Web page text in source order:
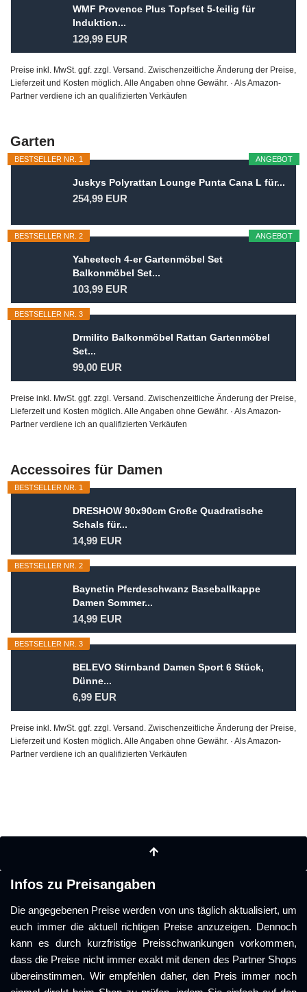
WMF Provence Plus Topfset 5-teilig für
Induktion...
129,99 EUR
Preise inkl. MwSt. ggf. zzgl. Versand. Zwischenzeitliche Änderung der Preise,
Lieferzeit und Kosten möglich. Alle Angaben ohne Gewähr. · Als Amazon-
Partner verdiene ich an qualifizierten Verkäufen
Garten
ANGEBOT
BESTSELLER NR. 1
Juskys Polyrattan Lounge Punta Cana L für...
254,99 EUR
ANGEBOT
BESTSELLER NR. 2
Yaheetech 4-er Gartenmöbel Set
Balkonmöbel Set...
103,99 EUR
BESTSELLER NR. 3
Drmilito Balkonmöbel Rattan Gartenmöbel
Set...
99,00 EUR
Preise inkl. MwSt. ggf. zzgl. Versand. Zwischenzeitliche Änderung der Preise,
Lieferzeit und Kosten möglich. Alle Angaben ohne Gewähr. · Als Amazon-
Partner verdiene ich an qualifizierten Verkäufen
Accessoires für Damen
BESTSELLER NR. 1
DRESHOW 90x90cm Große Quadratische
Schals für...
14,99 EUR
BESTSELLER NR. 2
Baynetin Pferdeschwanz Baseballkappe
Damen Sommer...
14,99 EUR
BESTSELLER NR. 3
BELEVO Stirnband Damen Sport 6 Stück,
Dünne...
6,99 EUR
Preise inkl. MwSt. ggf. zzgl. Versand. Zwischenzeitliche Änderung der Preise,
Lieferzeit und Kosten möglich. Alle Angaben ohne Gewähr. · Als Amazon-
Partner verdiene ich an qualifizierten Verkäufen
Infos zu Preisangaben
Die angegebenen Preise werden von uns täglich aktualisiert, um
euch immer die aktuell richtigen Preise anzuzeigen. Dennoch
kann es durch kurzfristige Preisschwankungen vorkommen,
dass die Preise nicht immer exakt mit denen des Partner Shops
übereinstimmen. Wir empfehlen daher, den Preis immer noch